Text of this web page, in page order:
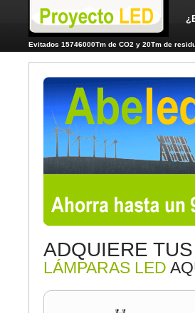
Evitados 15746000Tm de CO2 y 20Tm de
ADQUIERE TUS
LÁMPARAS LED